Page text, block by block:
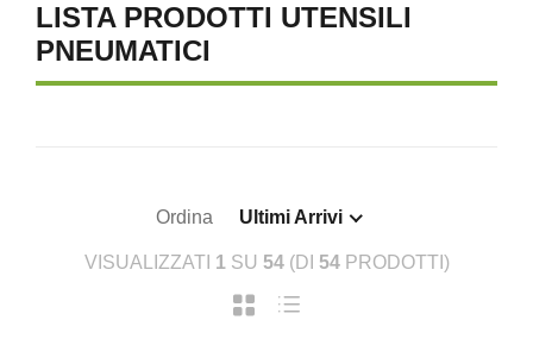
LISTA PRODOTTI UTENSILI
PNEUMATICI
Ordina Ultimi Arrivi
VISUALIZZATI 1 SU 54(DI 54PRODOTTI)